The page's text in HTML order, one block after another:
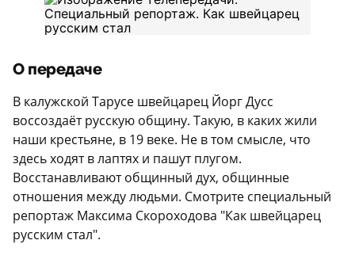
О передаче
В калужской Тарусе швейцарец Йорг Дусс
воссоздаёт русскую общину. Такую, в каких жили
наши крестьяне, в 19 веке. Не в том смысле, что
здесь ходят в лаптях и пашут плугом.
Восстанавливают общинный дух, общинные
отношения между людьми. Смотрите специальный
репортаж Максима Скороходова "Как швейцарец
русским стал".